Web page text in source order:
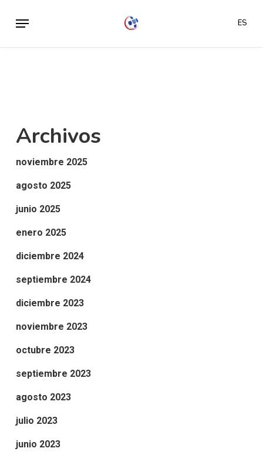
ES
Menu
Archivos
noviembre 2025
agosto 2025
junio 2025
enero 2025
diciembre 2024
septiembre 2024
diciembre 2023
noviembre 2023
octubre 2023
septiembre 2023
agosto 2023
julio 2023
junio 2023